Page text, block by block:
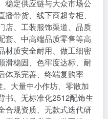
稳定供应链与大众市场公
带货、线下商超专柜、
店、工装服饰渠道、品质
套、中高端品质零售等高
材质安全耐用、做工细密
滑稳固、色牢度达标、耐
体系完善、终端复购率
大量中小作坊、零散加
书、无标准化2512配饰生
合规资质、无款式迭代研